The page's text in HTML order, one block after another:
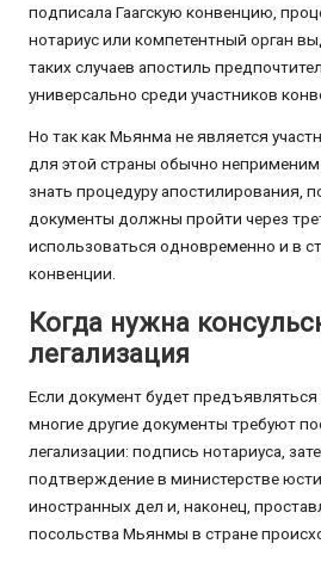
подписала Гаагскую конвенцию,
нотариус или компетентный орган
таких случаев апостиль
универсально среди участников
Но так как Мьянма не является
для этой страны обычно
знать процедуру апостилирования,
документы должны пройти через
использоваться одновременно и в
конвенции.
Когда нужна
легализация
Если документ будет
многие другие документы требуют
легализации: подпись нотариуса,
подтверждение в министерстве
иностранных дел и, наконец,
посольства Мьянмы в стране